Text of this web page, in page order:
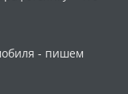
- пишем